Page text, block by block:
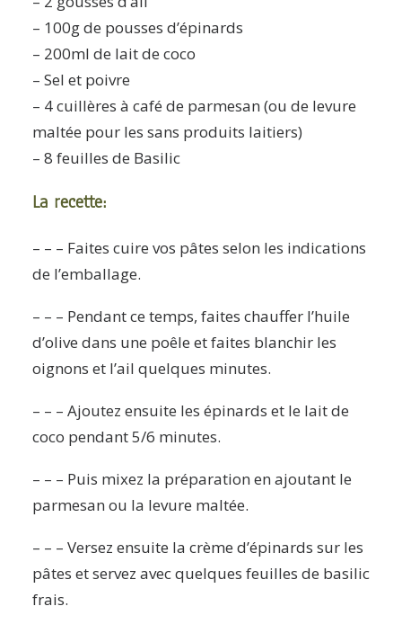
– 100g de pousses d’épinards
– 200ml de lait de coco
– Sel et poivre
– 4 cuillères à café de parmesan (ou de levure
maltée pour les sans produits laitiers)
– 8 feuilles de Basilic
La recette:
– – – Faites cuire vos pâtes selon les indications
de l’emballage.
– – – Pendant ce temps, faites chauffer l’huile
d’olive dans une poêle et faites blanchir les
oignons et l’ail quelques minutes.
– – – Ajoutez ensuite les épinards et le lait de
coco pendant 5/6 minutes.
– – – Puis mixez la préparation en ajoutant le
parmesan ou la levure maltée.
– – – Versez ensuite la crème d’épinards sur les
pâtes et servez avec quelques feuilles de basilic
frais.